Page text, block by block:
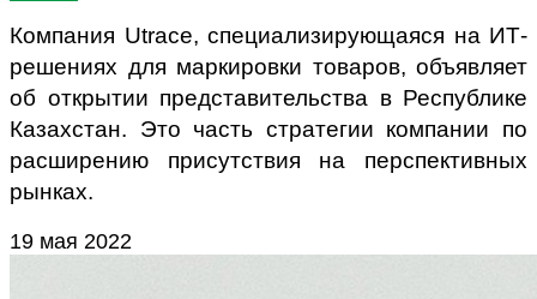
Компания Utrace, специализирующаяся на ИТ-
решениях для маркировки товаров, объявляет
об открытии представительства в Республике
Казахстан. Это часть стратегии компании по
расширению присутствия на перспективных
рынках.
19 мая 2022